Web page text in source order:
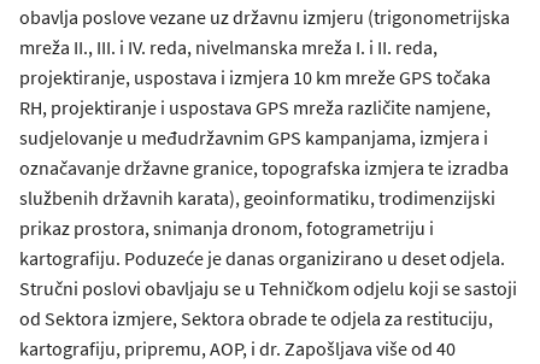
obavlja poslove vezane uz državnu izmjeru (trigonometrijska
mreža II., III. i IV. reda, nivelmanska mreža I. i II. reda,
projektiranje, uspostava i izmjera 10 km mreže GPS točaka
RH, projektiranje i uspostava GPS mreža različite namjene,
sudjelovanje u međudržavnim GPS kampanjama, izmjera i
označavanje državne granice, topografska izmjera te izradba
službenih državnih karata), geoinformatiku, trodimenzijski
prikaz prostora, snimanja dronom, fotogrametriju i
kartografiju. Poduzeće je danas organizirano u deset odjela.
Stručni poslovi obavljaju se u Tehničkom odjelu koji se sastoji
od Sektora izmjere, Sektora obrade te odjela za restituciju,
kartografiju, pripremu, AOP, i dr. Zapošljava više od 40